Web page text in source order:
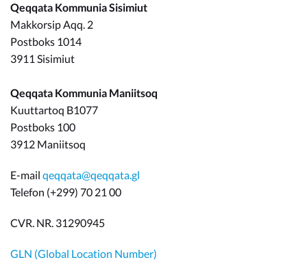
Qeqqata Kommunia Sisimiut
Makkorsip Aqq. 2
Postboks 1014
3911 Sisimiut
Qeqqata Kommunia Maniitsoq
Kuuttartoq B1077
Postboks 100
3912 Maniitsoq
E-mail qeqqata@qeqqata.gl
Telefon (+299) 70 21 00
CVR. NR. 31290945
GLN (Global Location Number)